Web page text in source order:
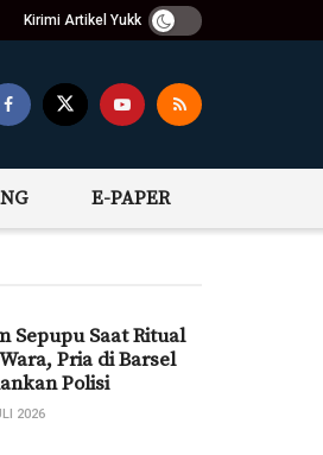
Kirimi Artikel Yukk
E-PAPER
Sepupu Saat Ritual
Pria di Barsel
Polisi
2026